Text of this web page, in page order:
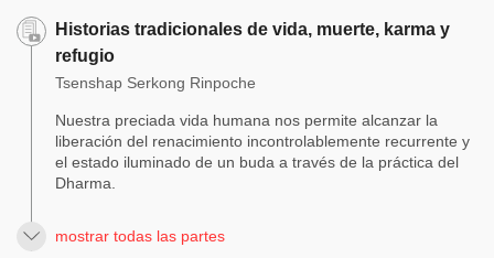
Historias tradicionales de vida, muerte, karma y
refugio
Tsenshap Serkong Rinpoche
Nuestra preciada vida humana nos permite alcanzar la
liberación del renacimiento incontrolablemente recurrente y
el estado iluminado de un buda a través de la práctica del
Dharma.
mostrar todas las partes